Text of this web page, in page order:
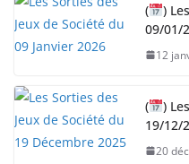
(
)
09/01/
12
(
)
19/12/
20